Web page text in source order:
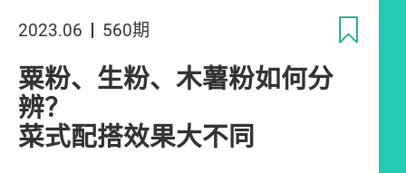
2023.06 560期
粟粉、生粉、木薯粉如何分
辨？
菜式配搭效果大不同